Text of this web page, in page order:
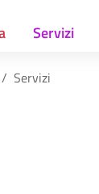
Servizi
Servizi